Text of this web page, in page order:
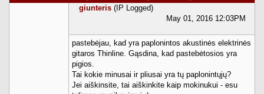
giunteris (IP Logged)
May 01, 2016 12:03PM
pastebėjau, kad yra paplonintos akustinės elektrinės
gitaros Thinline. Gąsdina, kad pastebėtosios yra
pigios.
Tai kokie minusai ir pliusai yra tų paplonintųjų?
Jei aiškinsite, tai aiškinkite kaip mokinukui - esu